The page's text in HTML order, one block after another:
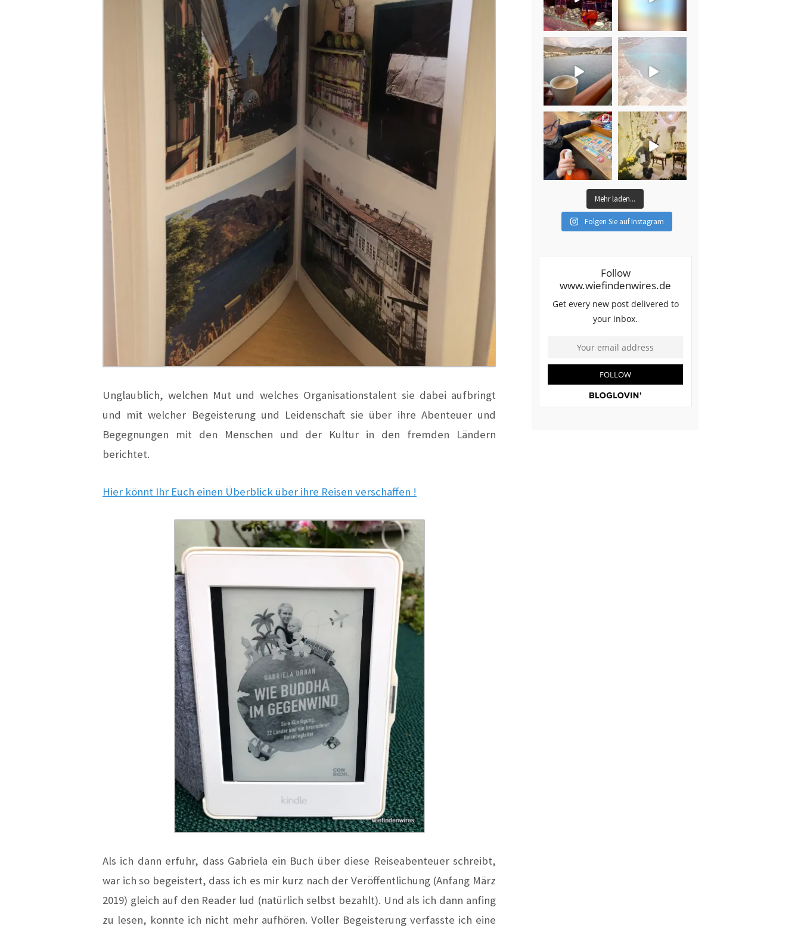
Unglaublich, welchen Mut und welches Organisationstalent sie dabei aufbringt
und mit welcher Begeisterung und Leidenschaft sie über ihre Abenteuer und
Begegnungen mit den Menschen und der Kultur in den fremden Ländern
berichtet.
Hier könnt Ihr Euch einen Überblick über ihre Reisen verschaffen !
Als ich dann erfuhr, dass Gabriela ein Buch über diese Reiseabenteuer schreibt,
war ich so begeistert, dass ich es mir kurz nach der Veröffentlichung (Anfang März
2019) gleich auf den Reader lud (natürlich selbst bezahlt). Und als ich dann anfing
zu lesen, konnte ich nicht mehr aufhören. Voller Begeisterung verfasste ich eine
Mehr laden...
Folgen Sie auf Instagram